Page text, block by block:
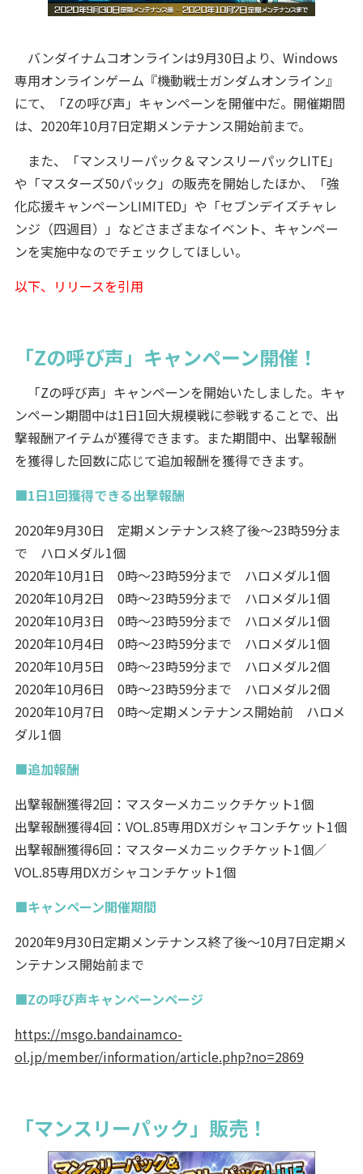
バンダイナムコオンラインは9月30日より、Windows
専用オンラインゲーム『機動戦士ガンダムオンライン』
にて、「Zの呼び声」キャンペーンを開催中だ。開催期間
は、2020年10月7日定期メンテナンス開始前まで。
また、「マンスリーパック＆マンスリーパックLITE」
や「マスターズ50パック」の販売を開始したほか、「強
化応援キャンペーンLIMITED」や「セブンデイズチャレ
ンジ（四週目）」などさまざまなイベント、キャンペー
ンを実施中なのでチェックしてほしい。
以下、リリースを引用
「Zの呼び声」キャンペーン開催！
「Zの呼び声」キャンペーンを開始いたしました。キャ
ンペーン期間中は1日1回大規模戦に参戦することで、出
撃報酬アイテムが獲得できます。また期間中、出撃報酬
を獲得した回数に応じて追加報酬を獲得できます。
■1日1回獲得できる出撃報酬
2020年9月30日 定期メンテナンス終了後～23時59分ま
で ハロメダル1個
2020年10月1日 0時～23時59分まで ハロメダル1個
2020年10月2日 0時～23時59分まで ハロメダル1個
2020年10月3日 0時～23時59分まで ハロメダル1個
2020年10月4日 0時～23時59分まで ハロメダル1個
2020年10月5日 0時～23時59分まで ハロメダル2個
2020年10月6日 0時～23時59分まで ハロメダル2個
2020年10月7日 0時～定期メンテナンス開始前 ハロメ
ダル1個
■追加報酬
出撃報酬獲得2回：マスターメカニックチケット1個
出撃報酬獲得4回：VOL.85専用DXガシャコンチケット1個
出撃報酬獲得6回：マスターメカニックチケット1個／
VOL.85専用DXガシャコンチケット1個
■キャンペーン開催期間
2020年9月30日定期メンテナンス終了後～10月7日定期メ
ンテナンス開始前まで
■Zの呼び声キャンペーンページ
https://msgo.bandainamco-
ol.jp/member/information/article.php?no=2869
「マンスリーパック」販売！